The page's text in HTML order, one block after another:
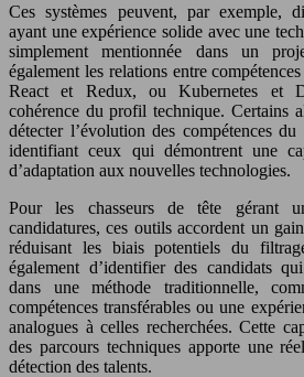
Ces systèmes peuvent, par exemple,
ayant une expérience solide avec une
simplement mentionnée dans un
également les relations entre
React et Redux, ou Kubernetes et
cohérence du profil technique. Certains
détecter l’évolution des compétences
identifiant ceux qui démontrent une
d’adaptation aux nouvelles technologies.
Pour les chasseurs de tête gérant
candidatures, ces outils accordent un
réduisant les biais potentiels du
également d’identifier des candidats
dans une méthode traditionnelle,
compétences transférables ou une
analogues à celles recherchées. Cette
des parcours techniques apporte une
détection des talents.